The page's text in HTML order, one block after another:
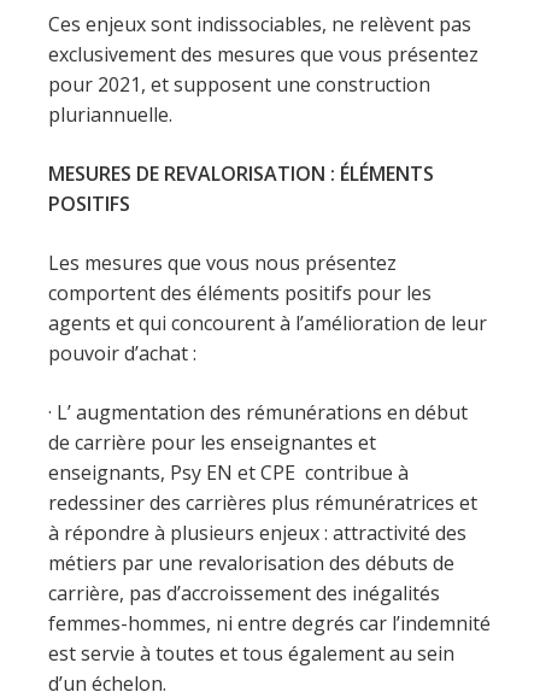
Ces enjeux sont indissociables, ne relèvent pas
exclusivement des mesures que vous présentez
pour 2021, et supposent une construction
pluriannuelle.
MESURES DE REVALORISATION : ÉLÉMENTS
POSITIFS
Les mesures que vous nous présentez
comportent des éléments positifs pour les
agents et qui concourent à l’amélioration de leur
pouvoir d’achat :
· L’ augmentation des rémunérations en début
de carrière pour les enseignantes et
enseignants, Psy EN et CPE contribue à
redessiner des carrières plus rémunératrices et
à répondre à plusieurs enjeux : attractivité des
métiers par une revalorisation des débuts de
carrière, pas d’accroissement des inégalités
femmes-hommes, ni entre degrés car l’indemnité
est servie à toutes et tous également au sein
d’un échelon.